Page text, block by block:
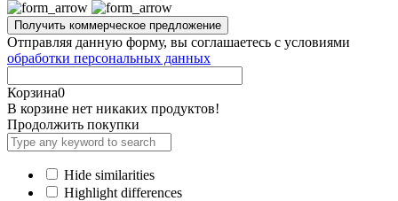
Отправляя данную форму, вы соглашаетесь с условиями
обработки персональных данных
Корзина0
В корзине нет никаких продуктов!
Продолжить покупки
Hide similarities
Highlight differences